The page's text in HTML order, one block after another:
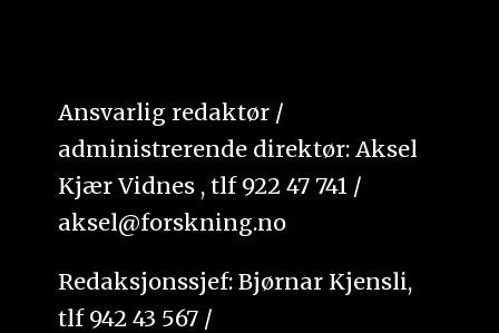
Ansvarlig redaktør /
administrerende direktør: Aksel
Kjær Vidnes , tlf 922 47 741 /
aksel@forskning.no
Redaksjonssjef: Bjørnar Kjensli,
tlf 942 43 567 /